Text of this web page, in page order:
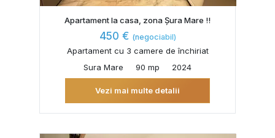
Apartament la casa, zona Șura Mare !!
450 € (negociabil)
Apartament cu 3 camere de închiriat
Sura Mare
90 mp 2024
Vezi mai multe detalii